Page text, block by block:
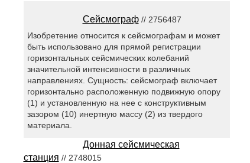
Сейсмограф// 2756487
Изобретение относится к сейсмографам и может
быть использовано для прямой регистрации
горизонтальных сейсмических колебаний
значительной интенсивности в различных
направлениях. Сущность: сейсмограф включает
горизонтально расположенную подвижную опору
(1) и установленную на нее с конструктивным
зазором (10) инертную массу (2) из твердого
материала.
Донная сейсмическая
станция // 2748015